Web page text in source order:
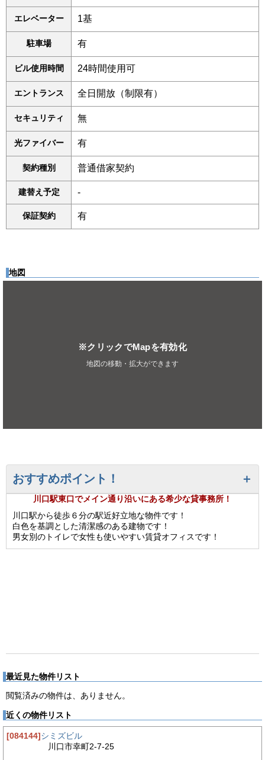
エレベーター 1基
駐車場 有
ビル使用時間 24時間使用可
エントランス 全日開放（制限有）
セキュリティ 無
光ファイバー 有
契約種別 普通借家契約
建替え予定 -
保証契約 有
地図
※クリックでMapを有効化
地図の移動・拡大ができます
おすすめポイント！
川口駅東口でメイン通り沿いにある希少な貸事務所！
川口駅から徒歩６分の駅近好立地な物件です！
白色を基調とした清潔感のある建物です！
男女別のトイレで女性も使いやすい賃貸オフィスです！
最近見た物件リスト
閲覧済みの物件は、ありません。
近くの物件リスト
[084144]シミズビル
川口市幸町2-7-25